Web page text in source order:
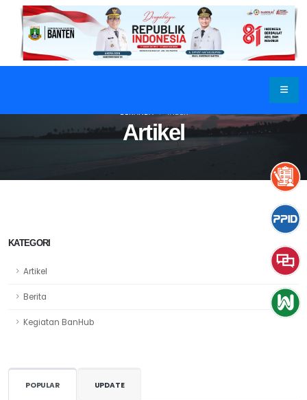
Artikel
BERANDA INDEX
KATEGORI
Artikel
Berita
Kegiatan BanHub
POPULAR UPDATE